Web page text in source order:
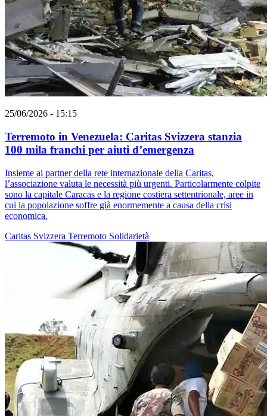
25/06/2026 - 15:15
Terremoto in Venezuela: Caritas Svizzera stanzia
100 mila franchi per aiuti d’emergenza
Insieme ai partner della rete internazionale della Caritas,
l’associazione valuta le necessità più urgenti. Particolarmente colpite
sono la capitale Caracas e la regione costiera settentrionale, aree in
cui la popolazione soffre già enormemente a causa della crisi
economica.
Caritas Svizzera Terremoto Solidarietà